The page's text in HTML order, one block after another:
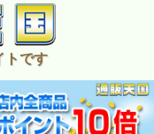
トです